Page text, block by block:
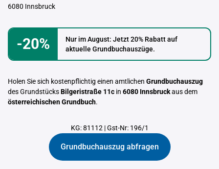
6080 Innsbruck
-20%
Nur im August: Jetzt 20% Rabatt auf
aktuelle Grundbuchauszüge.
Holen Sie sich kostenpflichtig einen amtlichen Grundbuchauszug
des GrundstücksBilgeristraße 11c in 6080 Innsbruckaus dem
österreichischen Grundbuch.
KG: 81112 |Gst-Nr: 196/1
Grundbuchauszug abfragen